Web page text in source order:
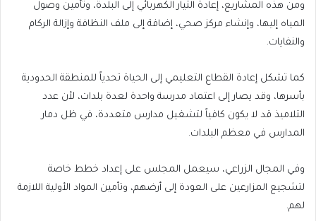
ومن هذه المشاريع، إعادة التيار الكهربائي إلى البلدة، وتأمين وصول
المياه إليها، وإنشاء مركز صحي، إضافة إلى ملف النظافة وإزالة الركام
والنفايات.
كما تشكل إعادة القطاع التعليمي إلى الحياة تحدياً للمنطقة الحدودية
بأسرها، وقد يصار إلى اعتماد مدرسة واحدة لعدة بلدات، لأن عدد
التلاميذ قد لا يكون كافياً لتشغيل مدارس متعددة، في ظل دمار
المدارس في معظم البلدات.
وفي المجال الزراعي، سيعمل المجلس على إعداد خطط خاصة
لتشجيع المزارعين على العودة إلى أرضهم، وتأمين المواد الأولية اللازمة
لهم.